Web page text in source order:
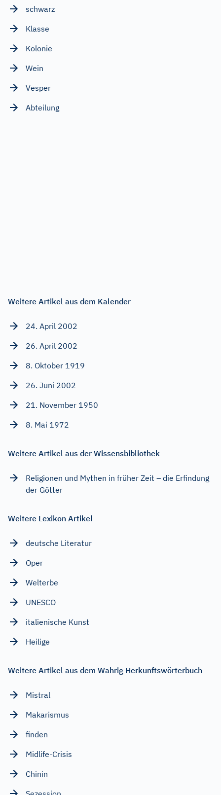
schwarz
Klasse
Kolonie
Wein
Vesper
Abteilung
Weitere Artikel aus dem Kalender
24. April 2002
26. April 2002
8. Oktober 1919
26. Juni 2002
21. November 1950
8. Mai 1972
Weitere Artikel aus der Wissensbibliothek
Religionen und Mythen in früher Zeit – die Erfindung
der Götter
Weitere Lexikon Artikel
deutsche Literatur
Oper
Welterbe
UNESCO
italienische Kunst
Heilige
Weitere Artikel aus dem Wahrig Herkunftswörterbuch
Mistral
Makarismus
finden
Midlife-Crisis
Chinin